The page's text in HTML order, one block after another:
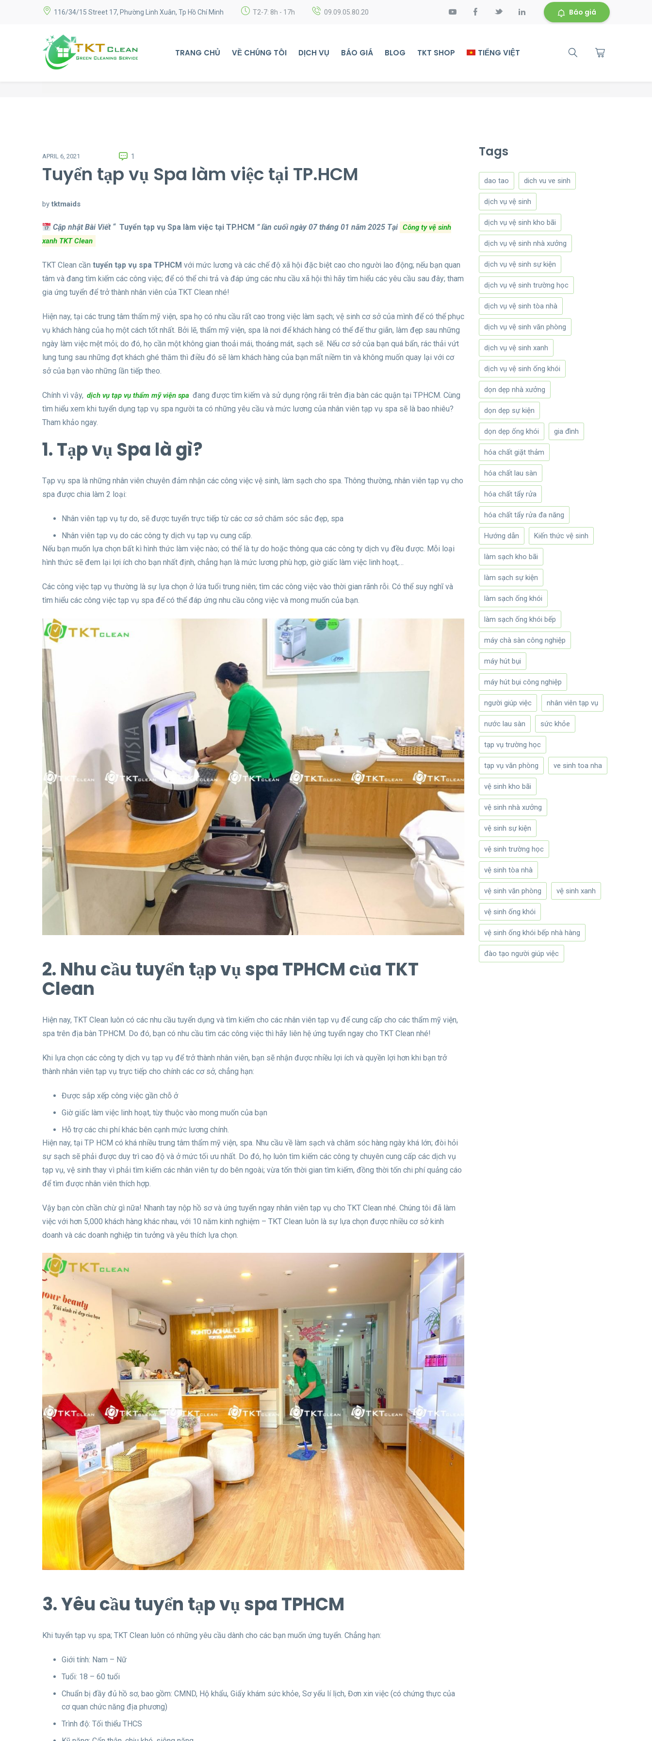
116/34/15 Street 17, Phường Linh Xuân, Tp Hồ Chí Minh T2-7: 8h - 17h 09.09.05.80.20 Báo giá
TRANG CHỦ VỀ CHÚNG TÔI DỊCH VỤ BÁO GIÁ BLOG TKT SHOP TIẾNG VIỆT
APRIL 6, 2021 1
Tuyển tạp vụ Spa làm việc tại TP.HCM
by tktmaids
Cập nhật Bài Viết “Tuyển tạp vụ Spa làm việc tại TP.HCM ” lần cuối ngày 07 tháng 01 năm 2025 Tại Công ty vệ sinh
xanh TKT Clean
TKT Clean cần tuyển tạp vụ spa TPHCM với mức lương và các chế độ xã hội đặc biệt cao cho người lao động; nếu bạn quan
tâm và đang tìm kiếm các công việc; để có thể chi trả và đáp ứng các nhu cầu xã hội thì hãy tìm hiểu các yêu cầu sau đây; tham
gia ứng tuyển để trở thành nhân viên của TKT Clean nhé!
Hiện nay, tại các trung tâm thẩm mỹ viện, spa họ có nhu cầu rất cao trong việc làm sạch; vệ sinh cơ sở của mình để có thể phục
vụ khách hàng của họ một cách tốt nhất. Bởi lẽ, thẩm mỹ viện, spa là nơi để khách hàng có thể đế thư giãn, làm đẹp sau những
ngày làm việc mệt mỏi; do đó, họ cần một không gian thoải mái, thoáng mát, sạch sẽ. Nếu cơ sở của bạn quá bẩn, rác thải vứt
lung tung sau những đợt khách ghé thăm thì điều đó sẽ làm khách hàng của bạn mất niềm tin và không muốn quay lại với cơ
sở của bạn vào những lần tiếp theo.
Chính vì vậy, dịch vụ tạp vụ thẩm mỹ viện spa đang được tìm kiếm và sử dụng rộng rãi trên địa bàn các quận tại TPHCM. Cùng
tìm hiểu xem khi tuyển dụng tạp vụ spa người ta có những yêu cầu và mức lương của nhân viên tạp vụ spa sẽ là bao nhiêu?
Tham khảo ngay.
1. Tạp vụ Spa là gì?
Tạp vụ spa là những nhân viên chuyên đảm nhận các công việc vệ sinh, làm sạch cho spa. Thông thường, nhân viên tạp vụ cho
spa được chia làm 2 loại:
Nhân viên tạp vụ tự do, sẽ được tuyển trực tiếp từ các cơ sở chăm sóc sắc đẹp, spa
Nhân viên tạp vụ do các công ty dịch vụ tạp vụ cung cấp.
Nếu bạn muốn lựa chọn bất kì hình thức làm việc nào; có thể là tự do hoặc thông qua các công ty dịch vụ đều được. Mỗi loại
hình thức sẽ đem lại lợi ích cho bạn nhất định, chẳng hạn là mức lương phù hợp, giờ giấc làm việc linh hoạt,…
Các công việc tạp vụ thường là sự lựa chọn ở lứa tuổi trung niên; tìm các công việc vào thời gian rãnh rỗi. Có thể suy nghĩ và
tìm hiểu các công việc tạp vụ spa để có thể đáp ứng nhu cầu công việc và mong muốn của bạn.
2. Nhu cầu tuyển tạp vụ spa TPHCM của TKT
Clean
Hiện nay, TKT Clean luôn có các nhu cầu tuyển dụng và tìm kiếm cho các nhân viên tạp vụ để cung cấp cho các thẩm mỹ viện,
spa trên địa bàn TPHCM. Do đó, bạn có nhu cầu tìm các công việc thì hãy liên hệ ứng tuyển ngay cho TKT Clean nhé!
Khi lựa chọn các công ty dịch vụ tạp vụ để trở thành nhân viên, bạn sẽ nhận được nhiều lợi ích và quyền lợi hơn khi bạn trở
thành nhân viên tạp vụ trực tiếp cho chính các cơ sở, chẳng hạn:
Được sắp xếp công việc gần chỗ ở
Giờ giấc làm việc linh hoạt, tùy thuộc vào mong muốn của bạn
Hỗ trợ các chi phí khác bên cạnh mức lương chính.
Hiện nay, tại TP HCM có khá nhiều trung tâm thẩm mỹ viện, spa. Nhu cầu về làm sạch và chăm sóc hàng ngày khá lớn; đòi hỏi
sự sạch sẽ phải được duy trì cao độ và ở mức tối ưu nhất. Do đó, họ luôn tìm kiếm các công ty chuyên cung cấp các dịch vụ
tạp vụ, vệ sinh thay vì phải tìm kiếm các nhân viên tự do bên ngoài; vừa tốn thời gian tìm kiếm, đồng thời tốn chi phí quảng cáo
để tìm được nhân viên thích hợp.
Vậy bạn còn chần chừ gì nữa! Nhanh tay nộp hồ sơ và ứng tuyển ngay nhân viên tạp vụ cho TKT Clean nhé. Chúng tôi đã làm
việc với hơn 5,000 khách hàng khác nhau, với 10 năm kinh nghiệm – TKT Clean luôn là sự lựa chọn được nhiều cơ sở kinh
doanh và các doanh nghiệp tin tưởng và yêu thích lựa chọn.
3. Yêu cầu tuyển tạp vụ spa TPHCM
Khi tuyển tạp vụ spa; TKT Clean luôn có những yêu cầu dành cho các bạn muốn ứng tuyển. Chẳng hạn:
Giới tính: Nam – Nữ
Tuổi: 18 – 60 tuổi
Chuẩn bị đầy đủ hồ sơ, bao gồm: CMND, Hộ khẩu, Giấy khám sức khỏe, Sơ yếu lí lịch, Đơn xin việc (có chứng thực của
cơ quan chức năng địa phương)
Trình độ: Tối thiểu THCS
Tags
dao tao dich vu ve sinh
dịch vụ vệ sinh
dịch vụ vệ sinh kho bãi
dịch vụ vệ sinh nhà xưởng
dịch vụ vệ sinh sự kiện
dịch vụ vệ sinh trường học
dịch vụ vệ sinh tòa nhà
dịch vụ vệ sinh văn phòng
dịch vụ vệ sinh xanh
dịch vụ vệ sinh ống khói
dọn dẹp nhà xưởng
dọn dẹp sự kiện
dọn dẹp ống khói gia đình
hóa chất giặt thảm
hóa chất lau sàn
hóa chất tẩy rửa
hóa chất tẩy rửa đa năng
Hướng dẫn Kiến thức vệ sinh
làm sạch kho bãi
làm sạch sự kiện
làm sạch ống khói
làm sạch ống khói bếp
máy chà sàn công nghiệp
máy hút bụi
máy hút bụi công nghiệp
người giúp việc nhân viên tạp vụ
nước lau sàn sức khỏe
tạp vụ trường học
tạp vụ văn phòng ve sinh toa nha
vệ sinh kho bãi
vệ sinh nhà xưởng
vệ sinh sự kiện
vệ sinh trường học
vệ sinh tòa nhà
vệ sinh văn phòng vệ sinh xanh
vệ sinh ống khói
vệ sinh ống khói bếp nhà hàng
đào tạo người giúp việc